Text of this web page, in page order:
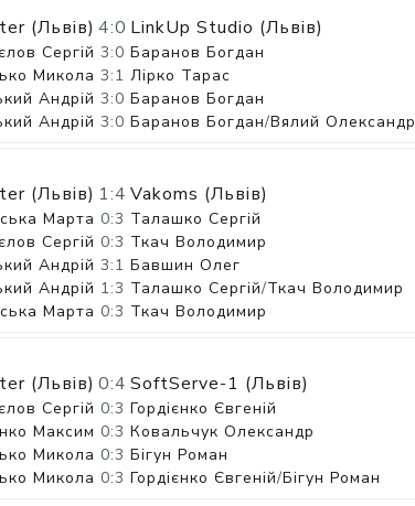
(Львів) 4:0 LinkUp Studio (Львів)
Сергій 3:0 Баранов Богдан
Микола 3:1 Лірко Тарас
Андрій 3:0 Баранов Богдан
Андрій 3:0 Баранов Богдан/Вялий Олександр
(Львів) 1:4 Vakoms (Львів)
Марта 0:3 Талашко Сергій
Сергій 0:3 Ткач Володимир
Андрій 3:1 Бавшин Олег
Андрій 1:3 Талашко Сергій/Ткач Володимир
Марта 0:3 Ткач Володимир
(Львів) 0:4 SoftServe-1 (Львів)
Сергій 0:3 Гордієнко Євгеній
Максим 0:3 Ковальчук Олександр
Микола 0:3 Бігун Роман
Микола 0:3 Гордієнко Євгеній/Бігун Роман